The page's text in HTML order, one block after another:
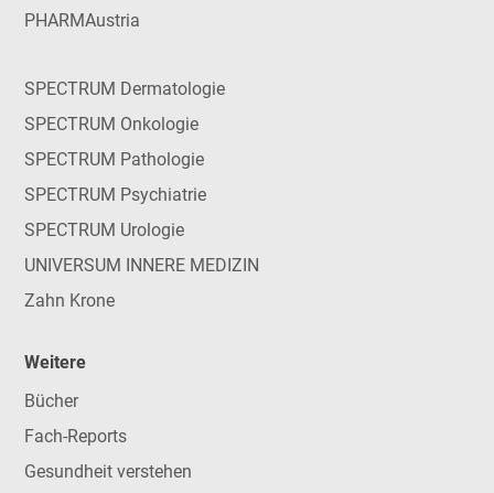
PHARMAustria
SPECTRUM Dermatologie
SPECTRUM Onkologie
SPECTRUM Pathologie
SPECTRUM Psychiatrie
SPECTRUM Urologie
UNIVERSUM INNERE MEDIZIN
Zahn Krone
Weitere
Bücher
Fach-Reports
Gesundheit verstehen